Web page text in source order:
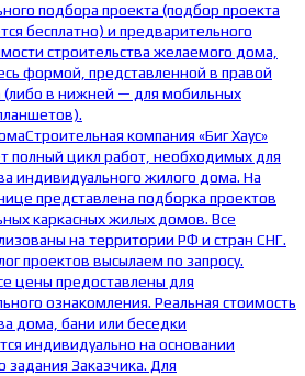
подбора проекта (подбор проекта
бесплатно) и предварительного
строительства желаемого дома,
формой, представленной в правой
(либо в нижней — для мобильных
Строительная компания «Биг Хаус»
полный цикл работ, необходимых для
индивидуального жилого дома. На
представлена подборка проектов
каркасных жилых домов. Все
на территории РФ и стран СНГ.
проектов высылаем по запросу.
цены предоставлены для
ознакомления. Реальная стоимость
дома, бани или беседки
индивидуально на основании
задания Заказчика. Для